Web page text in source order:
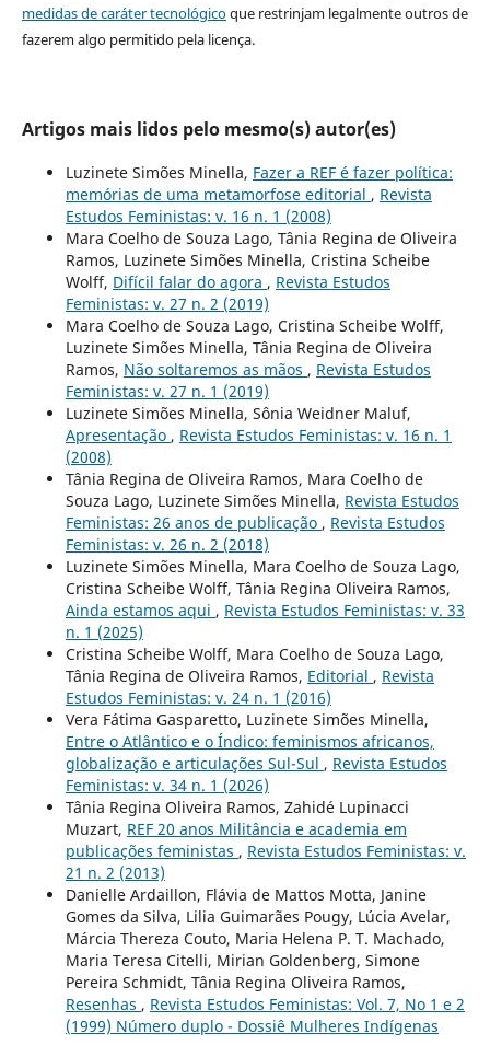
medidas de caráter tecnológicoque restrinjam legalmente outros de
fazerem algo permitido pela licença.
Artigos mais lidos pelo mesmo(s) autor(es)
Luzinete Simões Minella, Fazer a REF é fazer política:
memórias de uma metamorfose editorial , Revista
Estudos Feministas: v. 16 n. 1 (2008)
Mara Coelho de Souza Lago, Tânia Regina de Oliveira
Ramos, Luzinete Simões Minella, Cristina Scheibe
Wolff, Difícil falar do agora , Revista Estudos
Feministas: v. 27 n. 2 (2019)
Mara Coelho de Souza Lago, Cristina Scheibe Wolff,
Luzinete Simões Minella, Tânia Regina de Oliveira
Ramos, Não soltaremos as mãos , Revista Estudos
Feministas: v. 27 n. 1 (2019)
Luzinete Simões Minella, Sônia Weidner Maluf,
Apresentação , Revista Estudos Feministas: v. 16 n. 1
(2008)
Tânia Regina de Oliveira Ramos, Mara Coelho de
Souza Lago, Luzinete Simões Minella, Revista Estudos
Feministas: 26 anos de publicação , Revista Estudos
Feministas: v. 26 n. 2 (2018)
Luzinete Simões Minella, Mara Coelho de Souza Lago,
Cristina Scheibe Wolff, Tânia Regina Oliveira Ramos,
Ainda estamos aqui , Revista Estudos Feministas: v. 33
n. 1 (2025)
Cristina Scheibe Wolff, Mara Coelho de Souza Lago,
Tânia Regina de Oliveira Ramos, Editorial , Revista
Estudos Feministas: v. 24 n. 1 (2016)
Vera Fátima Gasparetto, Luzinete Simões Minella,
Entre o Atlântico e o Índico: feminismos africanos,
globalização e articulações Sul-Sul , Revista Estudos
Feministas: v. 34 n. 1 (2026)
Tânia Regina Oliveira Ramos, Zahidé Lupinacci
Muzart, REF 20 anos Militância e academia em
publicações feministas , Revista Estudos Feministas: v.
21 n. 2 (2013)
Danielle Ardaillon, Flávia de Mattos Motta, Janine
Gomes da Silva, Lilia Guimarães Pougy, Lúcia Avelar,
Márcia Thereza Couto, Maria Helena P. T. Machado,
Maria Teresa Citelli, Mirian Goldenberg, Simone
Pereira Schmidt, Tânia Regina Oliveira Ramos,
Resenhas , Revista Estudos Feministas: Vol. 7, No 1 e 2
(1999) Número duplo - Dossiê Mulheres Indígenas